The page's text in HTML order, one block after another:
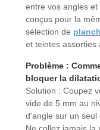
entre vos angles
conçus pour la
sélection de
et teintes assorties
Problème :
bloquer la
Solution : Coupez
vide de 5 mm au
d'angle sur un seul